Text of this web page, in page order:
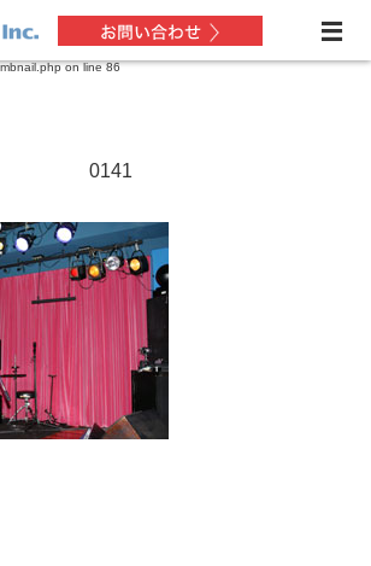
be assigned to the string offset in
public_html/kenchikuwork.soundzone.jp/wp-content/themes/dp-
on line86
0141